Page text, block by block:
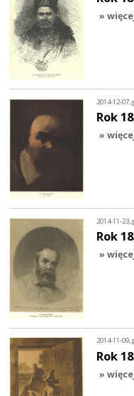
»
2014-12-07,
Rok
»
2014-11-23,
Rok
»
2014-11-09,
Rok
»